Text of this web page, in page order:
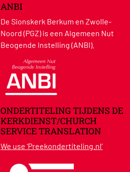
ANBI
De Sionskerk Berkum en Zwolle-
Noord (PGZ) is een Algemeen Nut
Beogende Instelling (ANBI).
ONDERTITELING TIJDENS DE
KERKDIENST/CHURCH
SERVICE TRANSLATION
We use ‘Preekondertiteling.nl’